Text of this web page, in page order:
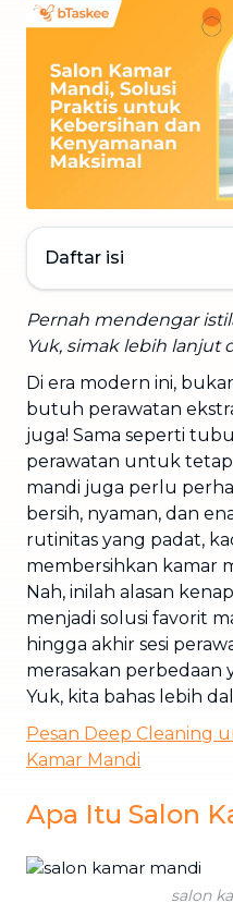
Daftar isi
Pernah mendengar
Yuk, simak lebih lanjut
Di era modern ini,
butuh perawatan
juga! Sama seperti
perawatan untuk tetap
mandi juga perlu
bersih, nyaman, dan
rutinitas yang padat,
membersihkan kamar
Nah, inilah alasan
menjadi solusi favorit
hingga akhir sesi
merasakan perbedaan
Yuk, kita bahas lebih
Pesan Deep Cleaning
Kamar Mandi
Apa Itu Salon
salon